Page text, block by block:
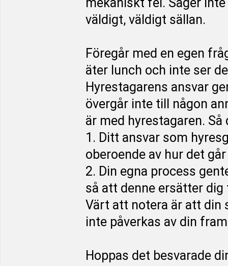
väldigt, väldigt sällan.
Föregår med en egen
äter lunch och inte ser
Hyrestagarens ansvar
övergår inte till någon
är med hyrestagaren.
1. Ditt ansvar som
oberoende av hur det
2. Din egna process
så att denne ersätter
Värt att notera är att din
inte påverkas av din
Hoppas det besvarade